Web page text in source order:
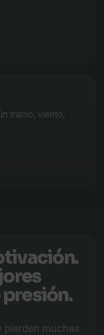
tramo, viento,
pierden muchas